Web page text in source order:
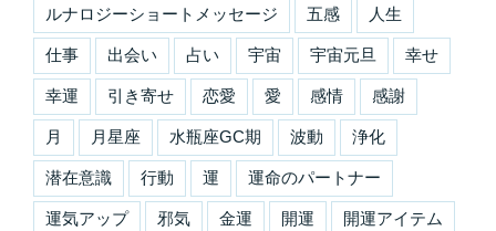
ルナロジーショートメッセージ 五感 人生
仕事 出会い 占い 宇宙 宇宙元旦 幸せ
幸運 引き寄せ 恋愛 愛 感情 感謝
月 月星座 水瓶座GC期 波動 浄化
潜在意識 行動 運 運命のパートナー
運気アップ 邪気 金運 開運 開運アイテム